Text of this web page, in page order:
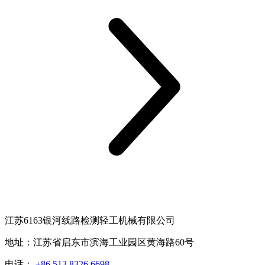
江苏6163银河线路检测轻工机械有限公司
地址：江苏省启东市滨海工业园区黄海路60号